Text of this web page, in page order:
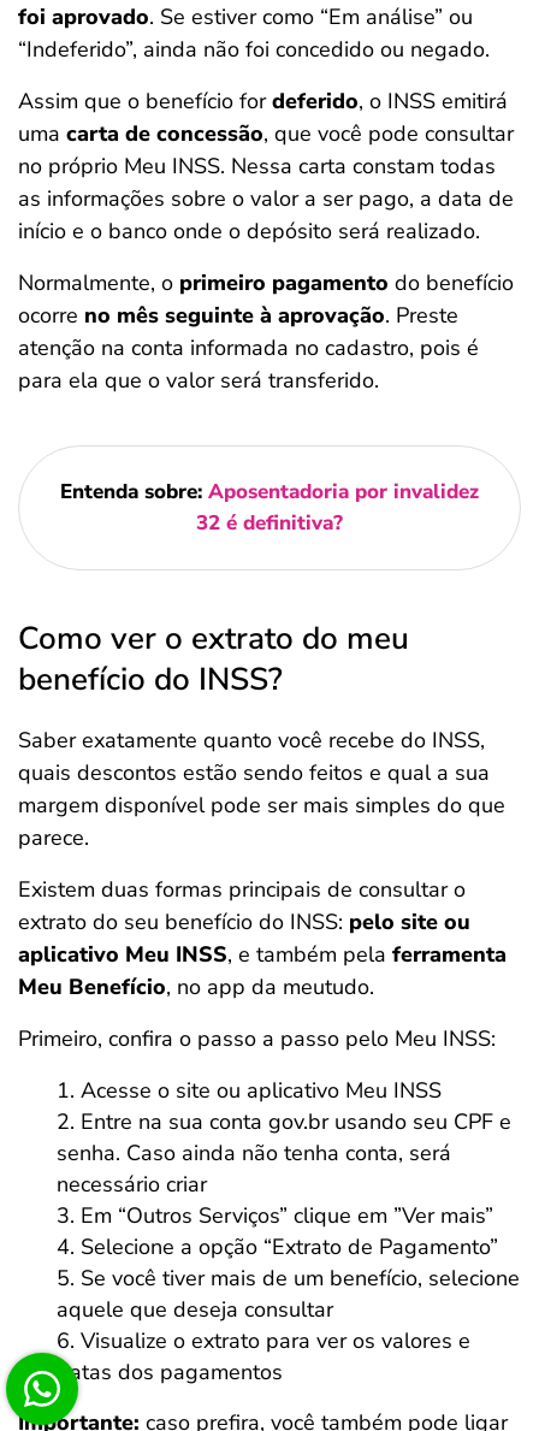
foi aprovado. Se estiver como “Em análise” ou
“Indeferido”, ainda não foi concedido ou negado.
Assim que o benefício fordeferido, o INSS emitirá
uma carta de concessão, que você pode consultar
no próprio Meu INSS. Nessa carta constam todas
as informações sobre o valor a ser pago, a data de
início e o banco onde o depósito será realizado.
Normalmente, o primeiro pagamento do benefício
ocorre no mês seguinte à aprovação. Preste
atenção na conta informada no cadastro, pois é
para ela que o valor será transferido.
Entenda sobre: Aposentadoria por invalidez
32 é definitiva?
Como ver o extrato do meu
benefício do INSS?
Saber exatamente quanto você recebe do INSS,
quais descontos estão sendo feitos e qual a sua
margem disponível pode ser mais simples do que
parece.
Existem duas formas principais de consultar o
extrato do seu benefício do INSS: pelo site ou
aplicativo Meu INSS, e também pela ferramenta
Meu Benefício, no app da meutudo.
Primeiro, confira o passo a passo pelo Meu INSS:
Acesse o site ou aplicativo Meu INSS
Entre na sua conta gov.br usando seu CPF e
senha. Caso ainda não tenha conta, será
necessário criar
Em “Outros Serviços” clique em ”Ver mais”
Selecione a opção “Extrato de Pagamento”
Se você tiver mais de um benefício, selecione
aquele que deseja consultar
Visualize o extrato para ver os valores e
datas dos pagamentos
Importante: caso prefira, você também pode ligar